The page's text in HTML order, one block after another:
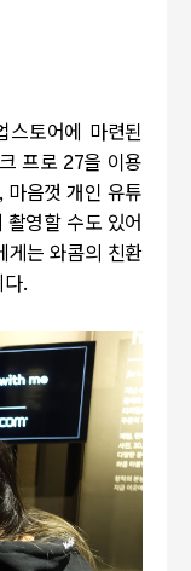
스토어에 마련된
프로 27을 이용
마음껏 개인 유튜
영할 수도 있어
게는 와콤의 친환
.